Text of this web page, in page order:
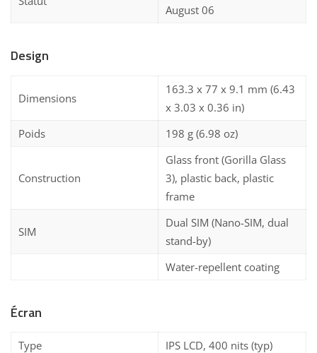
August 06
Design
Dimensions
163.3 x 77 x 9.1 mm (6.43
x 3.03 x 0.36 in)
Poids
198 g (6.98 oz)
Construction
Glass front (Gorilla Glass
3), plastic back, plastic
frame
SIM
Dual SIM (Nano-SIM, dual
stand-by)
Water-repellent coating
Écran
Type IPS LCD, 400 nits (typ)